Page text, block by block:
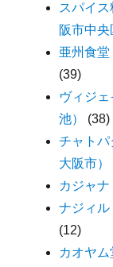
スパイ
阪市中央
亜州食堂
(39)
ヴィジ
池）
(38)
チャトパ
大阪市）
カジャ
ナジィル
(12)
カオヤム